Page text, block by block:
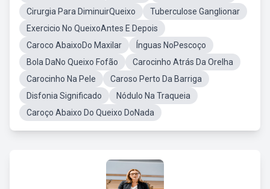
Cirurgia Para DiminuirQueixo
Tuberculose Ganglionar
Exercicio No QueixoAntes E Depois
Caroco AbaixoDo Maxilar
Ínguas NoPescoço
Bola DaNo Queixo Fofão
Carocinho Atrás Da Orelha
Carocinho Na Pele
Caroso Perto Da Barriga
Disfonia Significado
Nódulo Na Traqueia
Caroço Abaixo Do Queixo DoNada